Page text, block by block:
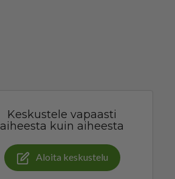
Keskustele vapaasti
aiheesta kuin aiheesta
Aloita keskustelu